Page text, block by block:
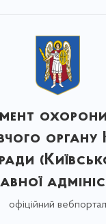
органу
офіційний вебпортал